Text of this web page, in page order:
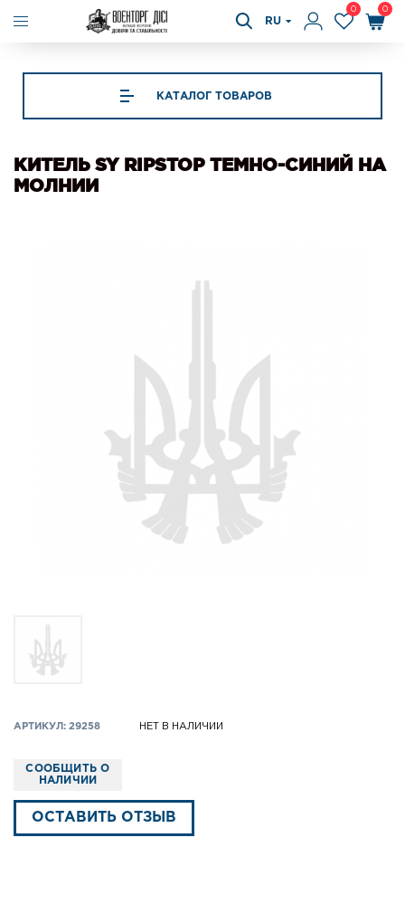
RU
0 0
КАТАЛОГ ТОВАРОВ
КИТЕЛЬ SY RIPSTOP ТЕМНО-СИНИЙ НА
МОЛНИИ
АРТИКУЛ: 29258 НЕТ В НАЛИЧИИ
СООБЩИТЬ О
НАЛИЧИИ
ОСТАВИТЬ ОТЗЫВ